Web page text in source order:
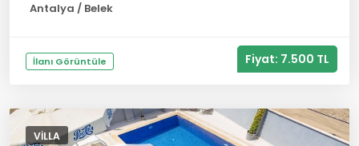
Antalya / Belek
İlanı Görüntüle Fiyat: 7.500 TL
VILLA